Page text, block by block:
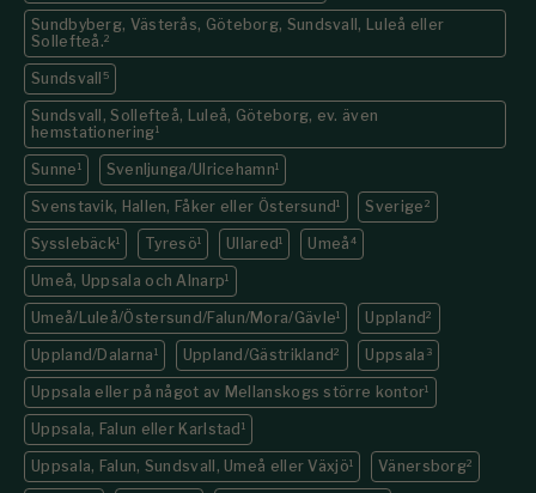
Sundbyberg, Västerås, Göteborg, Sundsvall, Luleå eller
Sollefteå.2
Sundsvall 5
Sundsvall, Sollefteå, Luleå, Göteborg, ev. även
hemstationering1
Sunne 1 Svenljunga/Ulricehamn1
Svenstavik, Hallen, Fåker eller Östersund1 Sverige 2
Sysslebäck1 Tyresö1 Ullared1 Umeå 4
Umeå, Uppsala och Alnarp1
Umeå/Luleå/Östersund/Falun/Mora/Gävle1 Uppland2
Uppland/Dalarna 1 Uppland/Gästrikland2 Uppsala 3
Uppsala eller på något av Mellanskogs större kontor1
Uppsala, Falun eller Karlstad 1
Uppsala, Falun, Sundsvall, Umeå eller Växjö1 Vänersborg2